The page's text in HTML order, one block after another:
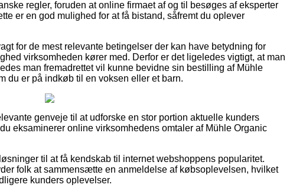
regler, foruden at online firmaet af og til besøges af eksperter
er en god mulighed for at få bistand, såfremt du oplever
for de mest relevante betingelser der kan have betydning for
virksomheden kører med. Derfor er det ligeledes vigtigt, at man
man fremadrettet vil kunne bevidne sin bestilling af Mühle
du er på indkøb til en voksen eller et barn.
genveje til at udforske en stor portion aktuelle kunders
eksaminerer online virksomhedens omtaler af Mühle Organic
til at få kendskab til internet webshoppens popularitet.
folk at sammensætte en anmeldelse af købsoplevelsen, hvilket
kunders oplevelser.